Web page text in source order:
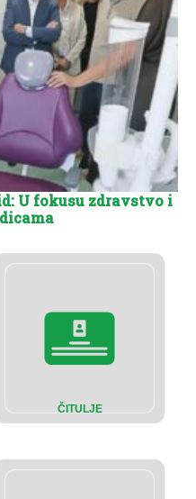
ČITULJE
U fokusu zdravstvo i